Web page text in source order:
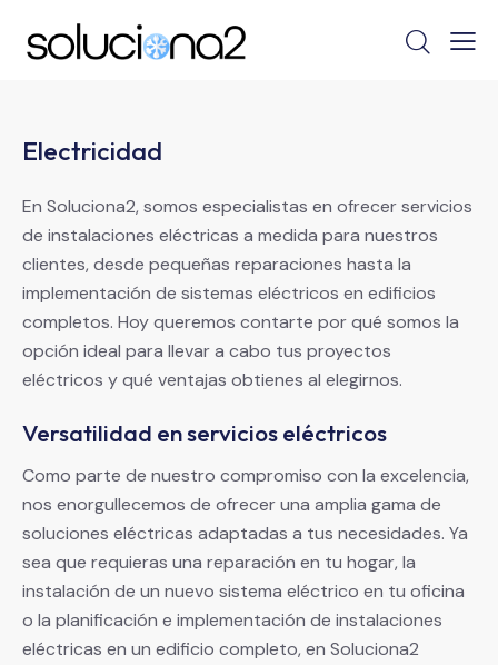
Electricidad
En Soluciona2, somos especialistas en ofrecer servicios
de instalaciones eléctricas a medida para nuestros
clientes, desde pequeñas reparaciones hasta la
implementación de sistemas eléctricos en edificios
completos. Hoy queremos contarte por qué somos la
opción ideal para llevar a cabo tus proyectos
eléctricos y qué ventajas obtienes al elegirnos.
Versatilidad en servicios eléctricos
Como parte de nuestro compromiso con la excelencia,
nos enorgullecemos de ofrecer una amplia gama de
soluciones eléctricas adaptadas a tus necesidades. Ya
sea que requieras una reparación en tu hogar, la
instalación de un nuevo sistema eléctrico en tu oficina
o la planificación e implementación de instalaciones
eléctricas en un edificio completo, en Soluciona2